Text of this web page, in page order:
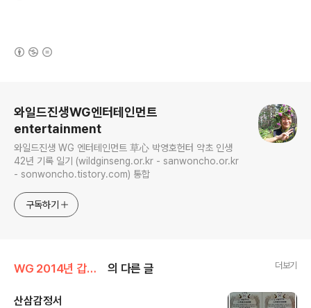
와일드진생WG엔터테인먼트
entertainment
와일드진생 WG 엔터테인먼트 草心 박영호헌터 약초 인생
42년 기록 일기 (wildginseng.or.kr - sanwoncho.or.kr
- sonwoncho.tistory.com) 통합
구독하기
WG 2014년 갑오년 기록 의 다른 글 더보기
산삼감정서